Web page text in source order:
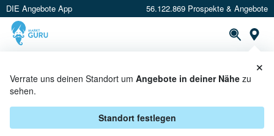
DIE Angebote App 56.122.869 Prospekte & Angebote
Verrate uns deinen Standort um Angebote in deiner Nähe zu
sehen.
Standort festlegen
×
KÖLLN BEI HIT ULLRICH -
ANGEBOTE & AKTIONEN